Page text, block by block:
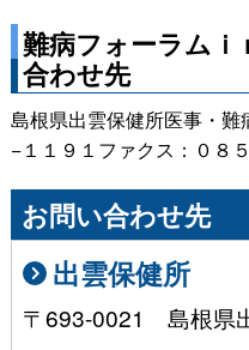
難病フォーラム
合わせ先
島根県出雲保健所医事・難
−１１９１ファクス：０８
お問い合わせ先
出雲保健所
〒693-0021 島根県